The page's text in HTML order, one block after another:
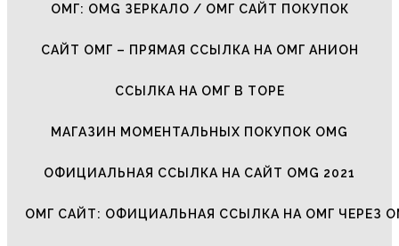
ОМГ: OMG ЗЕРКАЛО / ОМГ САЙТ ПОКУПОК
САЙТ ОМГ – ПРЯМАЯ ССЫЛКА НА ОМГ АНИОН
ССЫЛКА НА ОМГ В ТОРЕ
МАГАЗИН МОМЕНТАЛЬНЫХ ПОКУПОК OMG
ОФИЦИАЛЬНАЯ ССЫЛКА НА САЙТ OMG 2021
ОМГ САЙТ: ОФИЦИАЛЬНАЯ ССЫЛКА НА ОМГ ЧЕРЕЗ